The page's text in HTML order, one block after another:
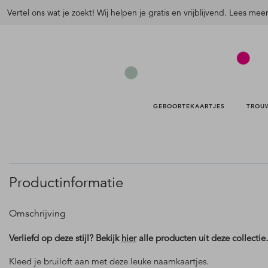
Vertel ons wat je zoekt! Wij helpen je gratis en vrijblijvend. Lees
GEBOORTEKAARTJES
Productinformatie
Omschrijving
Verliefd op deze stijl? Bekijk hieralle producten uit deze collectie.
Kleed je bruiloft aan met deze leuke naamkaartjes.